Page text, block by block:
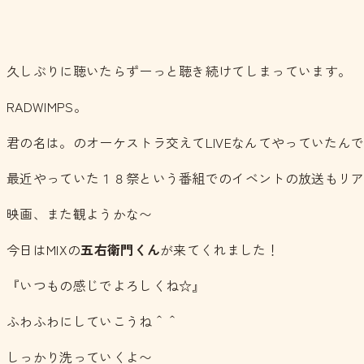
久しぶりに聴いたらずーっと聴き続けてしまっています。
RADWIMPS。
君の名は。のオーケストラ交えてLIVEなんてやっていた
最近やっていた１８祭という番組でのイベントの放送もリ
映画、また観ようかな〜
今日はMIXの五右衛門くんが来てくれました！
『いつもの感じでよろしくね☆』
ふわふわにしていこうね＾＾
しっかり洗っていくよ〜